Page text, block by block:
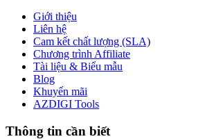
Giới thiệu
Liên hệ
Cam kết chất lượng (SLA)
Chương trình Affiliate
Tài liệu & Biểu mẫu
Blog
Khuyến mãi
AZDIGI Tools
Thông tin cần biết